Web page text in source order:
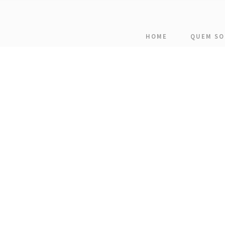
HOME QUEM